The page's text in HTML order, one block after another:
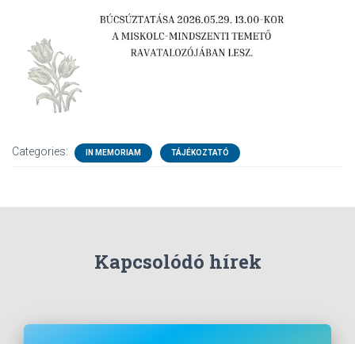
Categories: IN MEMORIAM TÁJÉKOZTATÓ
Kapcsolódó hírek